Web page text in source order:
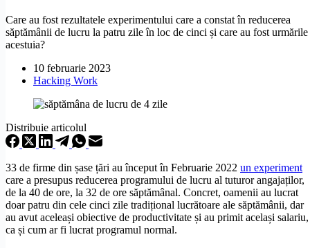
Care au fost rezultatele experimentului care a constat în reducerea
săptămânii de lucru la patru zile în loc de cinci și care au fost urmările
acestuia?
10 februarie 2023
Hacking Work
Distribuie articolul
33 de firme din șase țări au început în Februarie 2022 un experiment
care a presupus reducerea programului de lucru al tuturor angajaților,
de la 40 de ore, la 32 de ore săptămânal. Concret, oamenii au lucrat
doar patru din cele cinci zile tradițional lucrătoare ale săptămânii, dar
au avut aceleași obiective de productivitate și au primit același salariu,
ca și cum ar fi lucrat programul normal.